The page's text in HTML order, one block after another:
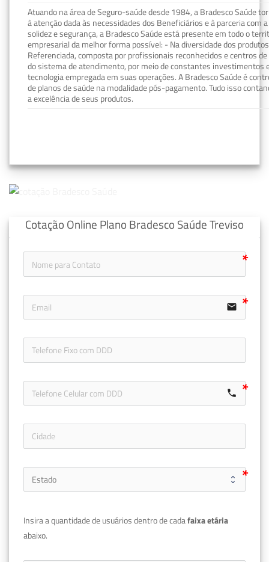
Atuando na área de Seguro-saúde desde 1984, a Bradesco Saúde
à atenção dada às necessidades dos Beneficiários e à parceria com
solidez e segurança, a Bradesco Saúde está presente em todo o
empresarial da melhor forma possível: - Na diversidade dos
Referenciada, composta por profissionais reconhecidos e centros
do sistema de atendimento, por meio de constantes investimentos
tecnologia empregada em suas operações. A Bradesco Saúde é
de planos de saúde na modalidade pós-pagamento. Tudo isso
a excelência de seus produtos.
Cotação Online Plano Bradesco Saúde Treviso
email
call
Insira a quantidade de usuários dentro de cada
abaixo.